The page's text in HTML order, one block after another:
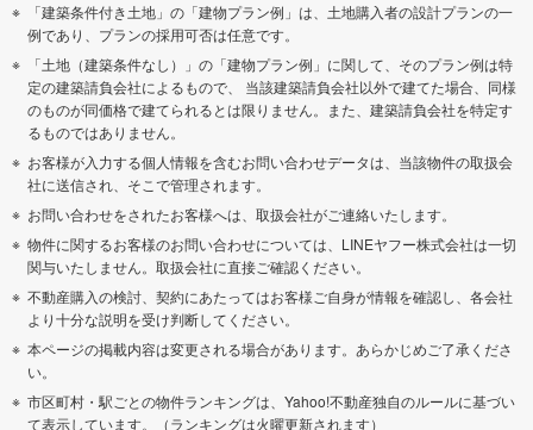
「建築条件付き土地」の「建物プラン例」は、土地購入者の設計プランの一
例であり、プランの採用可否は任意です。
「土地（建築条件なし）」の「建物プラン例」に関して、そのプラン例は特
定の建築請負会社によるもので、 当該建築請負会社以外で建てた場合、同様
のものが同価格で建てられるとは限りません。また、建築請負会社を特定す
るものではありません。
お客様が入力する個人情報を含むお問い合わせデータは、当該物件の取扱会
社に送信され、そこで管理されます。
お問い合わせをされたお客様へは、取扱会社がご連絡いたします。
物件に関するお客様のお問い合わせについては、LINEヤフー株式会社は一切
関与いたしません。取扱会社に直接ご確認ください。
不動産購入の検討、契約にあたってはお客様ご自身が情報を確認し、各会社
より十分な説明を受け判断してください。
本ページの掲載内容は変更される場合があります。あらかじめご了承くださ
い。
市区町村・駅ごとの物件ランキングは、Yahoo!不動産独自のルールに基づい
て表示しています。（ランキングは火曜更新されます）